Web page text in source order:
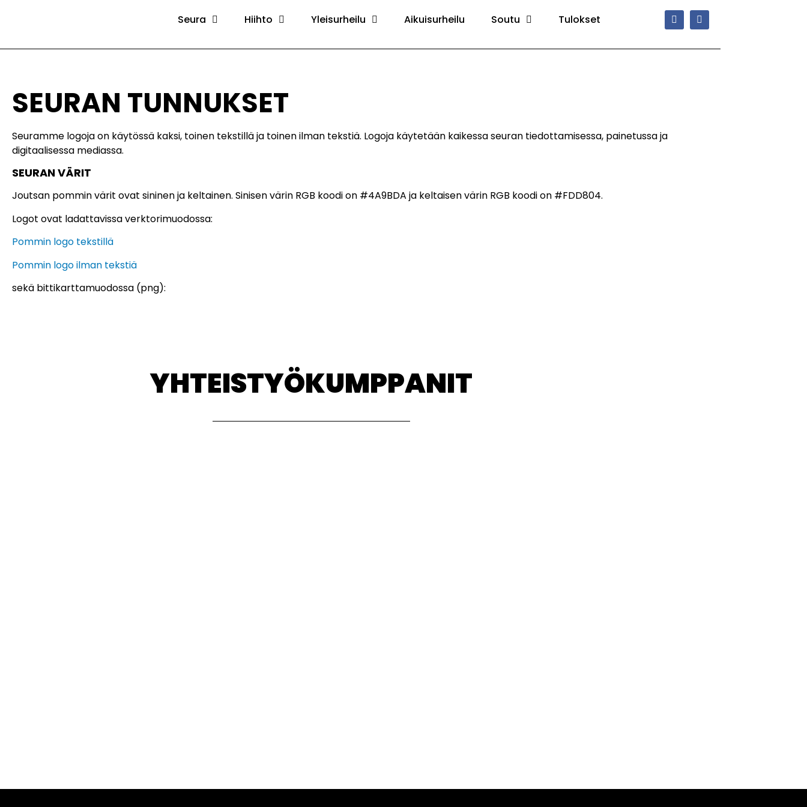
Seura Hiihto Yleisurheilu Aikuisurheilu Soutu Tulokset
SEURAN TUNNUKSET
Seuramme logoja on käytössä kaksi, toinen tekstillä ja toinen ilman tekstiä. Logoja käytetään kaikessa seuran tiedottamisessa, painetussa ja
digitaalisessa mediassa.
SEURAN VÄRIT
Joutsan pommin värit ovat sininen ja keltainen. Sinisen värin RGB koodi on #4A9BDA ja keltaisen värin RGB koodi on #FDD804.
Logot ovat ladattavissa verktorimuodossa:
Pommin logo tekstillä
Pommin logo ilman tekstiä
sekä bittikarttamuodossa (png):
YHTEISTYÖKUMPPANIT